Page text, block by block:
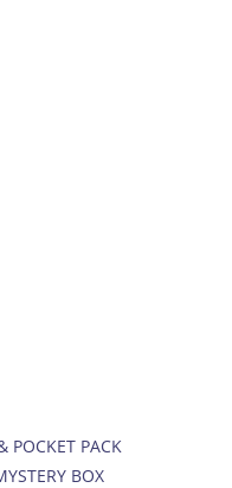
POCKET PACK
BOX